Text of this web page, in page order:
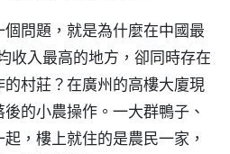
個問題，就是為什麼在中國最
收入最高的地方，卻同時存在
村莊？在廣州的高樓大廈現
的小農操作。一大群鴨子、
，樓上就住的是農民一家，